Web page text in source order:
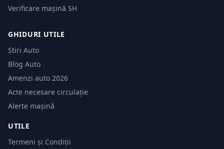
Verificare mașină SH
GHIDURI UTILE
Știri Auto
Blog Auto
Amenzi auto 2026
Acte necesare circulație
Alerte mașină
UTILE
Termeni și Condiții